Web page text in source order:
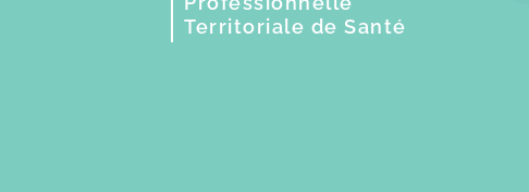
Territoriale de Santé